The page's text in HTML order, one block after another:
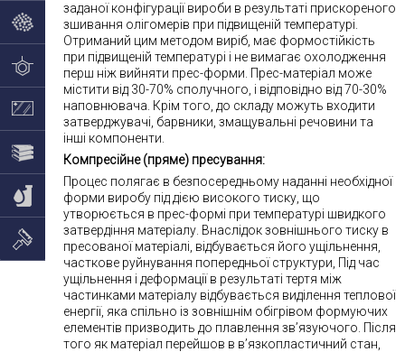
заданої конфігурації вироби в результаті прискореного
зшивання олігомерів при підвищеній температурі.
Отриманий цим методом виріб, має формостійкість
при підвищеній температурі і не вимагає охолодження
перш ніж вийняти прес-форми. Прес-матеріал може
містити від 30-70% сполучного, і відповідно від 70-30%
наповнювача. Крім того, до складу можуть входити
затверджувачі, барвники, змащувальні речовини та
інші компоненти.
Компресійне (пряме) пресування:
Процес полягає в безпосередньому наданні необхідної
форми виробу під дією високого тиску, що
утворюється в прес-формі при температурі швидкого
затвердіння матеріалу. Внаслідок зовнішнього тиску в
пресованої матеріалі, відбувається його ущільнення,
часткове руйнування попередньої структури, Під час
ущільнення і деформації в результаті тертя між
частинками матеріалу відбувається виділення теплової
енергії, яка спільно із зовнішнім обігрівом формуючих
елементів призводить до плавлення зв’язуючого. Після
того як матеріал перейшов в в’язкопластичний стан,